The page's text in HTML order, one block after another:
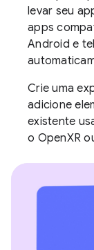
levar seu
apps
Android e
Crie uma
adicione
existente
o OpenXR